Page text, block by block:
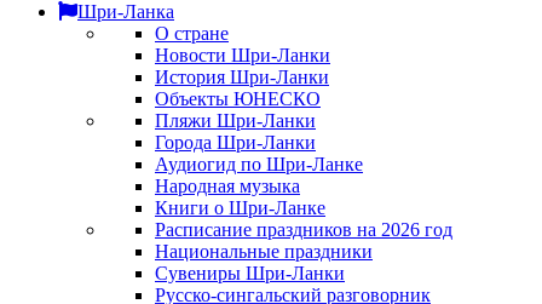
Шри-Ланка
О стране
Новости Шри-Ланки
История Шри-Ланки
Объекты ЮНЕСКО
Пляжи Шри-Ланки
Города Шри-Ланки
Аудиогид по Шри-Ланке
Народная музыка
Книги о Шри-Ланке
Расписание праздников на 2026 год
Национальные праздники
Сувениры Шри-Ланки
Русско-сингальский разговорник